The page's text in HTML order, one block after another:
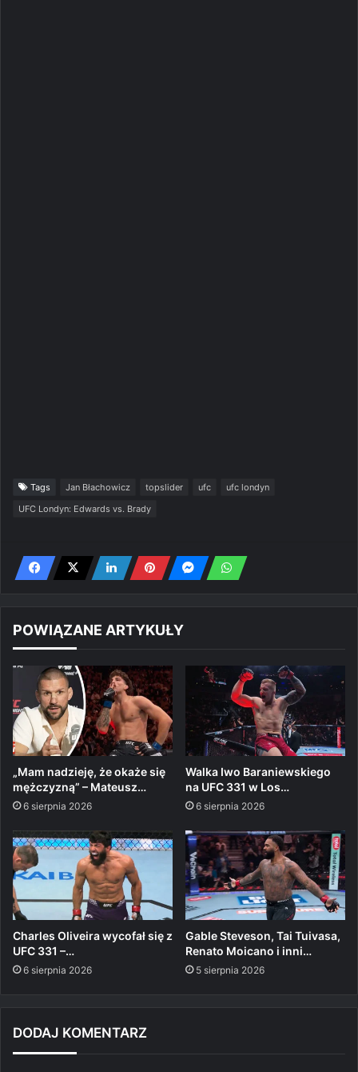
Tags Jan Błachowicz topslider ufc
ufc londyn
UFC Londyn: Edwards vs. Brady
POWIĄZANE ARTYKUŁY
„Mam nadzieję, że okaże się
mężczyzną” – Mateusz…
6 sierpnia 2026
Walka Iwo Baraniewskiego
na UFC 331 w Los…
6 sierpnia 2026
Charles Oliveira wycofał się z
UFC 331 –…
6 sierpnia 2026
Gable Steveson, Tai Tuivasa,
Renato Moicano i inni…
5 sierpnia 2026
DODAJ KOMENTARZ